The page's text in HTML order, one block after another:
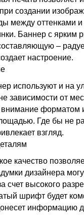
создании
между оттенками
Баннер с ярким
–
настроение.
используют и на
зависимости от
внимание форматом
Где бы не
взгляд.
качество
дизайнера
счет высокого
шрифт будет
информацию